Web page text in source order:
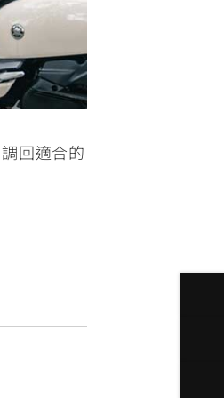
回適合的